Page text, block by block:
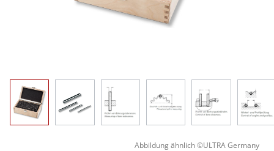
Abbildung ähnlich ©ULTRA Germany